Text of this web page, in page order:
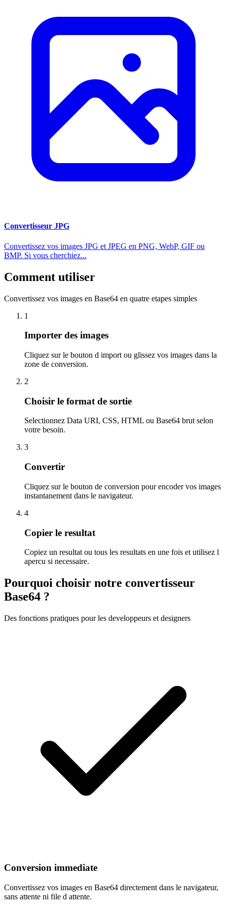
Convertisseur JPG
Convertissez vos images JPG et JPEG en PNG, WebP, GIF ou
BMP. Si vous cherchiez...
Comment utiliser
Convertissez vos images en Base64 en quatre etapes simples
1
Importer des images
Cliquez sur le bouton d import ou glissez vos images dans la
zone de conversion.
2
Choisir le format de sortie
Selectionnez Data URI, CSS, HTML ou Base64 brut selon
votre besoin.
3
Convertir
Cliquez sur le bouton de conversion pour encoder vos images
instantanement dans le navigateur.
4
Copier le resultat
Copiez un resultat ou tous les resultats en une fois et utilisez l
apercu si necessaire.
Pourquoi choisir notre convertisseur
Base64 ?
Des fonctions pratiques pour les developpeurs et designers
Conversion immediate
Convertissez vos images en Base64 directement dans le navigateur,
sans attente ni file d attente.